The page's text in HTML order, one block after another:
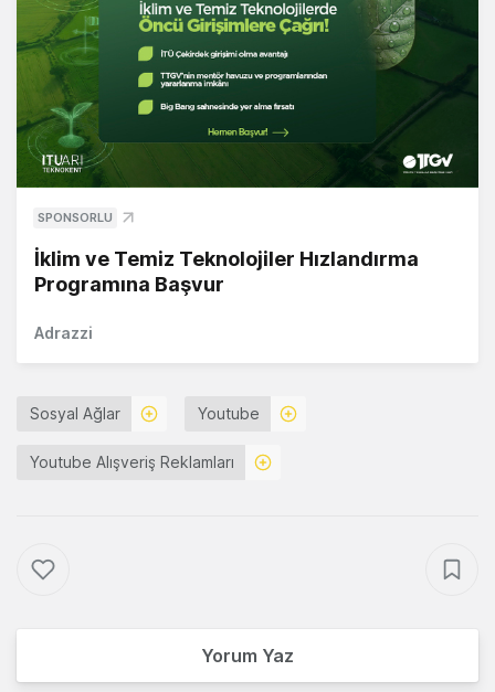
SPONSORLU
İklim ve Temiz Teknolojiler Hızlandırma
Programına Başvur
Adrazzi
Sosyal Ağlar Youtube
Youtube Alışveriş Reklamları
Yorum Yaz